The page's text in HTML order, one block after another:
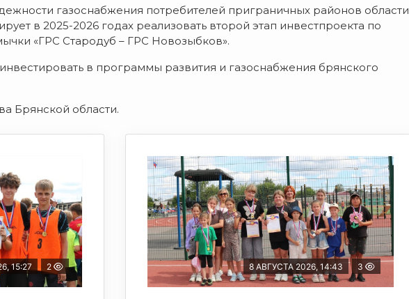
газоснабжения потребителей приграничных районов области
в 2025-2026 годах реализовать второй этап инвестпроекта по
«ГРС Стародуб – ГРС Новозыбков».
в программы развития и газоснабжения брянского
Брянской области.
15:27 2 8 АВГУСТА 2026, 14:43 3